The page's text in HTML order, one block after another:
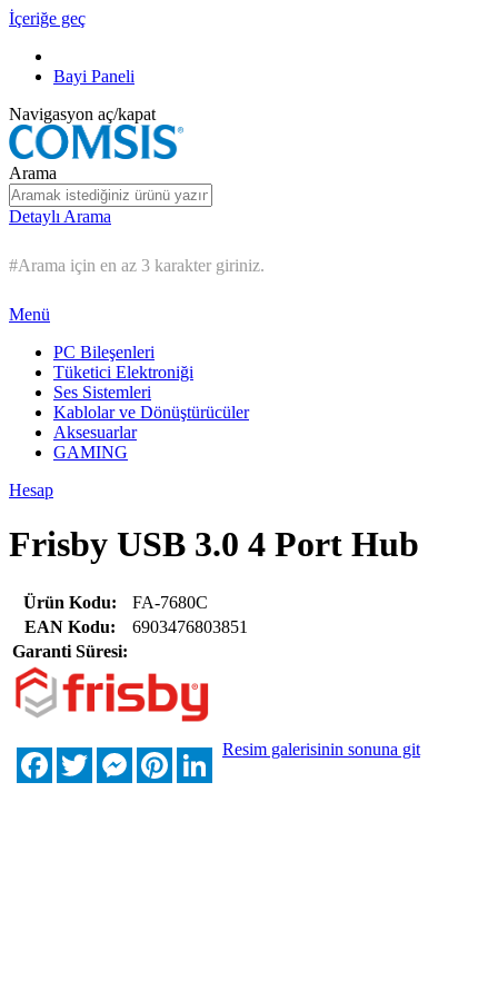
İçeriğe geç
Bayi Paneli
Navigasyon aç/kapat
Arama
Detaylı Arama
#Arama için en az 3 karakter giriniz.
Menü
PC Bileşenleri
Tüketici Elektroniği
Ses Sistemleri
Kablolar ve Dönüştürücüler
Aksesuarlar
GAMING
Hesap
Frisby USB 3.0 4 Port Hub
Ürün Kodu:
FA-7680C
EAN Kodu:
6903476803851
Garanti Süresi:
FacebookTwitterMessengerPinterestLinkedIn
Resim galerisinin sonuna git